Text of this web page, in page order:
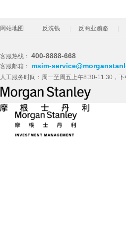
网站地图 反洗钱 反商业贿赂
客服热线： 400-8888-668
客服邮箱： msim-
人工服务时间：周一至周五上午8:30-11:30，